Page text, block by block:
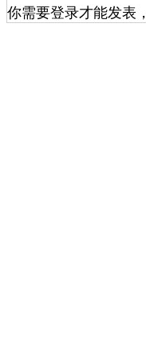
你需要登录才能发表，